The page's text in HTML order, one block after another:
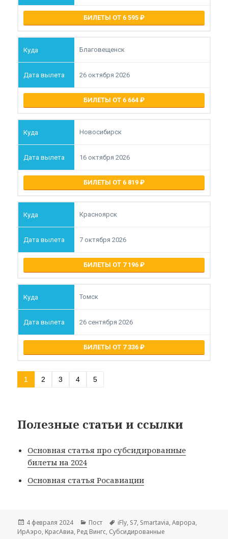
БИЛЕТЫ ОТ 6 595
Благовещенск
26 октября 2026
БИЛЕТЫ ОТ 6 664
Новосибирск
16 октября 2026
БИЛЕТЫ ОТ 6 819
Красноярск
7 октября 2026
БИЛЕТЫ ОТ 7 196
Томск
26 сентября 2026
БИЛЕТЫ ОТ 7 336
1 2 3 4 5
Полезные статьи и ссылки
Основная статья про субсидированные
билеты на 2024
Основная статья Росавиации
Опубликовано
4 февраля 2024 Рубрики
Пост Метки
iFly, S7, Smartavia,Аврора,
ИрАэро, КрасАвиа, Ред Вингс, Субсидированные